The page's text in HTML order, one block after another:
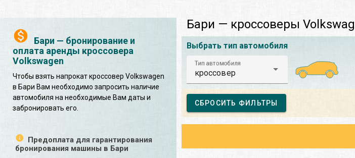
Бари — бронирование и
оплата аренды кроссовера
Volkswagen
Чтобы взять напрокат кроссовер Volkswagen
в Бари Вам необходимо запросить наличие
автомобиля на необходимые Вам даты и
забронировать его.
Предоплата для гарантирования
бронирования машины в Бари
Бари — кроссоверы
Выбрать тип автомобиля
Тип автомобиля
кроссовер
СБРОСИТЬ ФИЛЬТРЫ